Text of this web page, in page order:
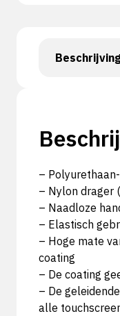
–
– Nylon drager
– Naadloze
– Elastisch
– Hoge mate
coating
– De coating
– De
alle